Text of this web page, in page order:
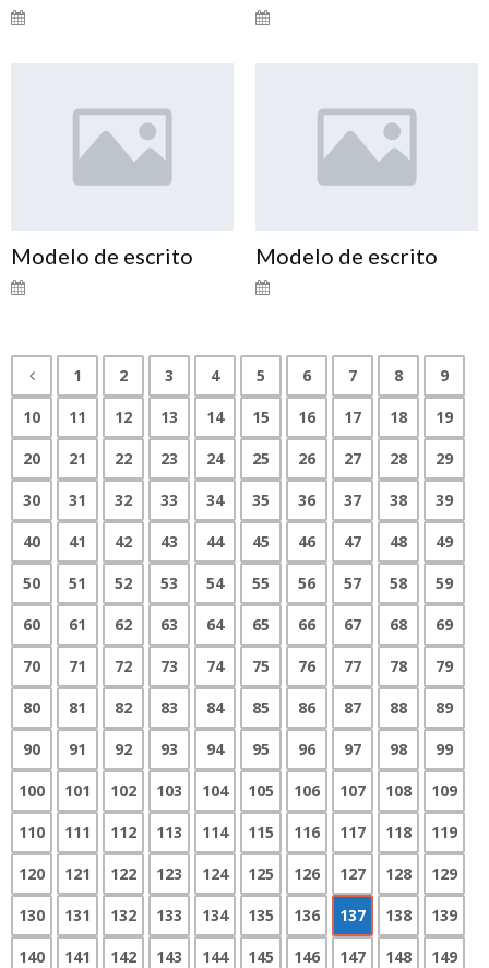
Modelo de escrito Modelo de escrito
1 2 3 4 5 6 7 8
9
10
11 12 13 14 15 16 17 18
19
20
21 22 23 24 25 26 27 28
29
30
31 32 33 34 35 36 37 38
39
40
41 42 43 44 45 46 47 48
49
50
51 52 53 54 55 56 57 58
59
60
61 62 63 64 65 66 67 68
69
70
71 72 73 74 75 76 77 78
79
80
81 82 83 84 85 86 87 88
89
90
91 92 93 94 95 96 97 98
99
100
101 102 103 104 105 106 107 108
109
110
111 112 113 114 115 116 117 118
119
120
121 122 123 124 125 126 127 128
129
130
131 132 133 134 135 136 137 138
139
140
141 142 143 144 145 146 147 148
149